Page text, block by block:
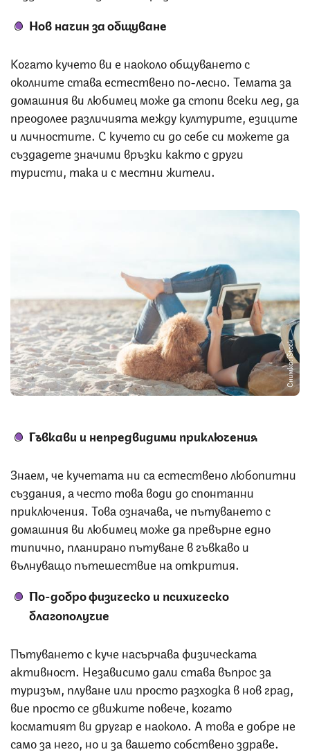
Нов начин за общуване
Когато кучето ви е наоколо общуването с
околните става естествено по-лесно. Темата за
домашния ви любимец може да стопи всеки лед, да
преодолее различията между културите, езиците
и личностите. С кучето си до себе си можете да
създадете значими връзки както с други
туристи, така и с местни жители.
Снимка: iStock
Гъвкави и непредвидими приключения
Знаем, че кучетата ни са естествено любопитни
създания, а често това води до спонтанни
приключения. Това означава, че пътуването с
домашния ви любимец може да превърне едно
типично, планирано пътуване в гъвкаво и
вълнуващо пътешествие на открития.
По-добро физическо и психическо
благополучие
Пътуването с куче насърчава физическата
активност. Независимо дали става въпрос за
туризъм, плуване или просто разходка в нов град,
вие просто се движите повече, когато
косматият ви другар е наоколо. А това е добре не
само за него, но и за вашето собствено здраве.